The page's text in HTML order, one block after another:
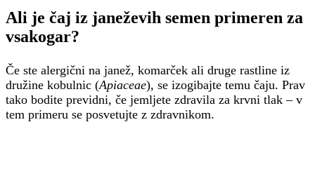
Ali je čaj iz janeževih semen primeren za
vsakogar?
Če ste alergični na janež, komarček ali druge rastline iz
družine kobulnic (Apiaceae), se izogibajte temu čaju. Prav
tako bodite previdni, če jemljete zdravila za krvni tlak – v
tem primeru se posvetujte z zdravnikom.